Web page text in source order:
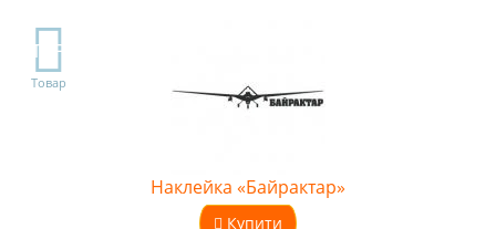
TOP
Товар
Наклейка «Байрактар»
Купити